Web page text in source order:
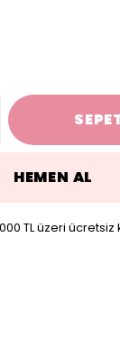
HEMEN AL
TL üzeri ücretsiz